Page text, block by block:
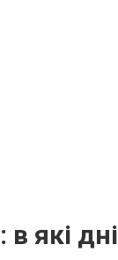
які дні